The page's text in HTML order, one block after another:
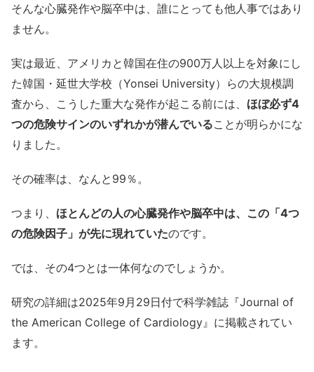
そんな心臓発作や脳卒中は、誰にとっても他人事ではあり
ません。
実は最近、アメリカと韓国在住の900万人以上を対象にし
た韓国・延世大学校（Yonsei University）らの大規模調
査から、こうした重大な発作が起こる前には、 ほぼ必ず4
つの危険サインのいずれかが潜んでいることが明らかにな
りました。
その確率は、なんと99％。
つまり、 ほとんどの人の心臓発作や脳卒中は、この「4つ
の危険因子」が先に現れていたのです。
では、その4つとは一体何なのでしょうか。
研究の詳細は2025年9月29日付で科学雑誌『Journal of
the American College of Cardiology』に掲載されてい
ます。